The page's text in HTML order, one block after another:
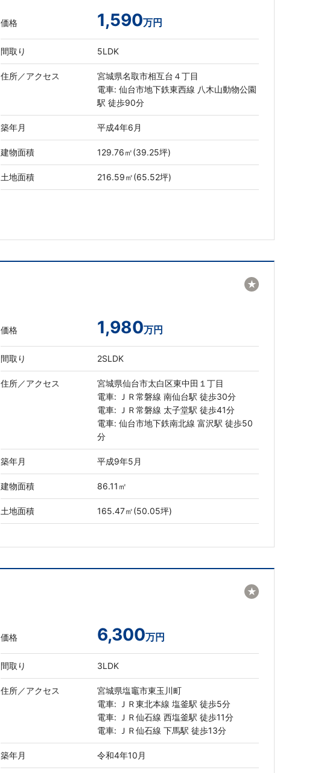
価格 1,590万円
間取り 5LDK
住所／アクセス
宮城県名取市相互台４丁目
電車: 仙台市地下鉄東西線 八木山動物公園
駅 徒歩90分
築年月 平成4年6月
建物面積 129.76㎡(39.25坪)
土地面積 216.59㎡(65.52坪)
価格 1,980万円
間取り 2SLDK
住所／アクセス
宮城県仙台市太白区東中田１丁目
電車: ＪＲ常磐線 南仙台駅 徒歩30分
電車: ＪＲ常磐線 太子堂駅 徒歩41分
電車: 仙台市地下鉄南北線 富沢駅 徒歩50
分
築年月 平成9年5月
建物面積 86.11㎡
土地面積 165.47㎡(50.05坪)
★
価格 6,300万円
間取り 3LDK
住所／アクセス
宮城県塩竈市東玉川町
電車: ＪＲ東北本線 塩釜駅 徒歩5分
電車: ＪＲ仙石線 西塩釜駅 徒歩11分
電車: ＪＲ仙石線 下馬駅 徒歩13分
築年月 令和4年10月
★